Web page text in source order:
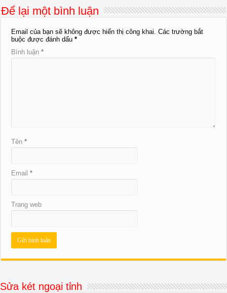
Để lại một bình luận
Email của bạn sẽ không được hiển thị công khai. Các trường bắt
buộc được đánh dấu*
Bình luận*
Tên*
Email*
Trang web
Sửa két ngoại tỉnh